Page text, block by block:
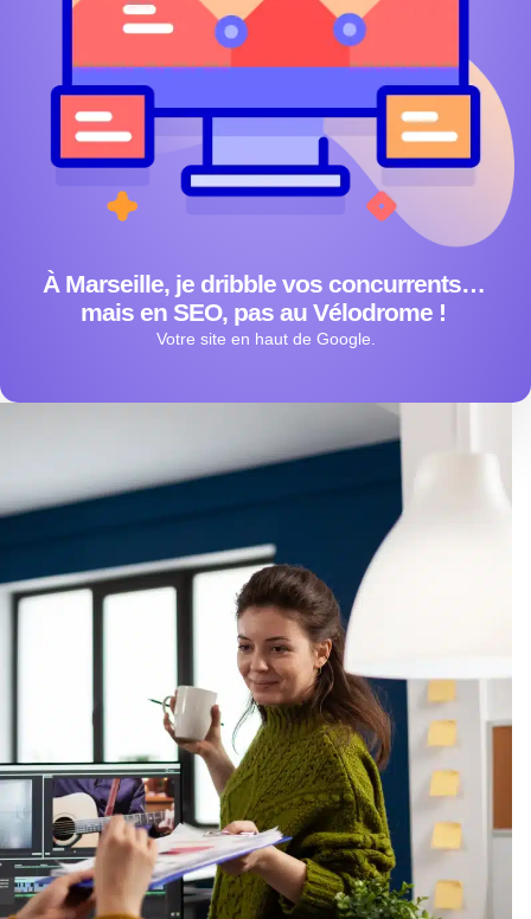
À Marseille, je dribble vos concurrents…
mais en SEO, pas au Vélodrome !
Votre site en haut de Google.